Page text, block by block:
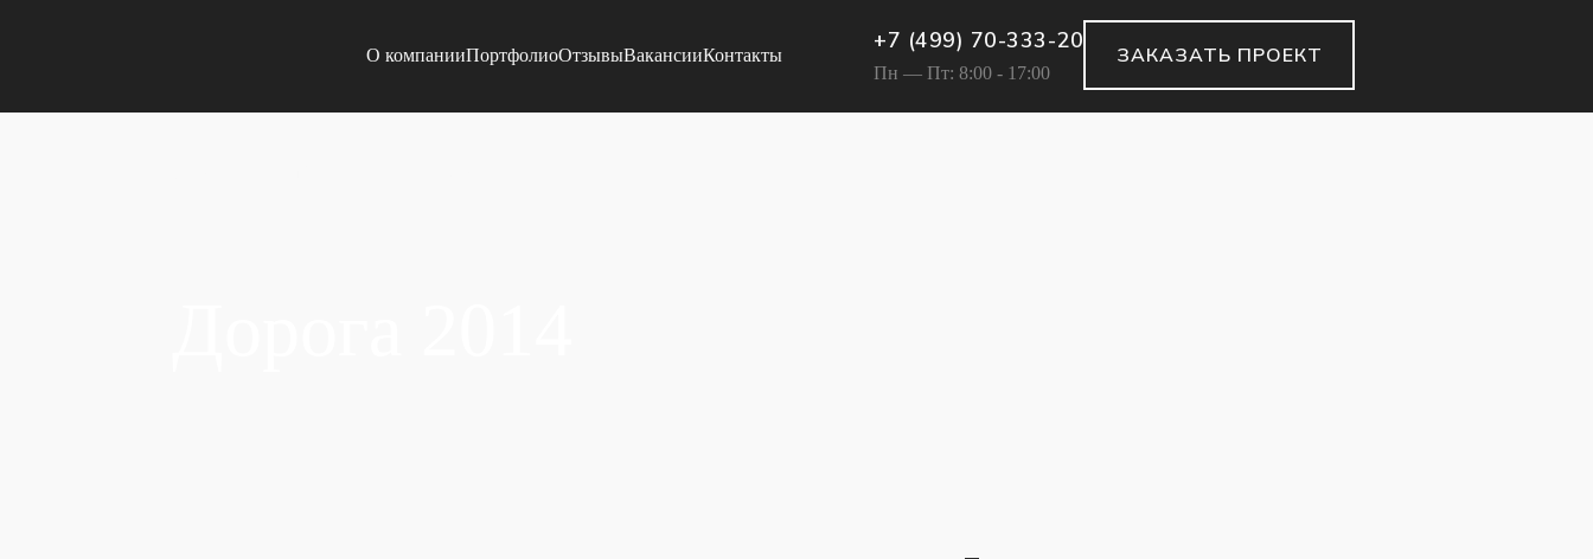
О компанииПортфолиоОтзывыВакансииКонтакты
+7 (499) 70-333-20
Пн — Пт: 8:00 - 17:00
ЗАКАЗАТЬ ПРОЕКТ